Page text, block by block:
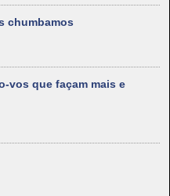
chumbamos
vos que façam mais e